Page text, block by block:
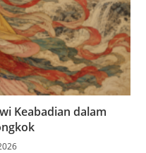
Keabadian dalam